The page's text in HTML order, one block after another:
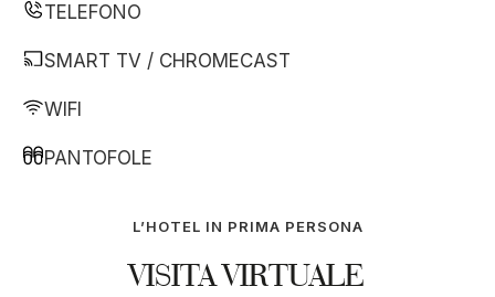
TELEFONO
SMART TV / CHROMECAST
WIFI
PANTOFOLE
L’HOTEL IN PRIMA PERSONA
VISITA VIRTUALE